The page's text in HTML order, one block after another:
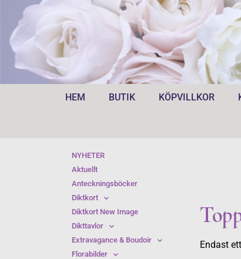
HEM BUTIK KÖPVILLKOR
NYHETER
Aktuellt
Anteckningsböcker
Diktkort
Diktkort New Image
Dikttavlor
Extravagance & Boudoir
Florabilder
Endast